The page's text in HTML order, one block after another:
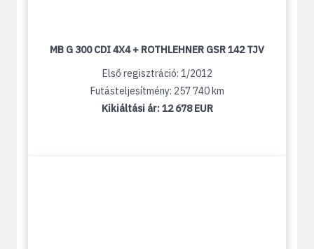
MB G 300 CDI 4X4 + ROTHLEHNER GSR 142 TJV
Első regisztráció: 1/2012
Futásteljesítmény: 257 740 km
Kikiáltási ár:12 678 EUR